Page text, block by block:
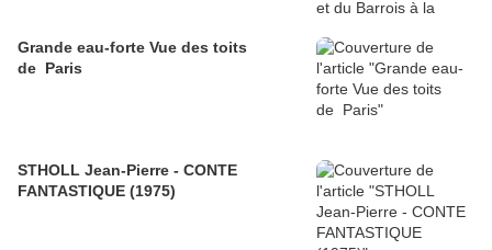
Grande eau-forte Vue des toits
de Paris
STHOLL Jean-Pierre - CONTE
FANTASTIQUE (1975)